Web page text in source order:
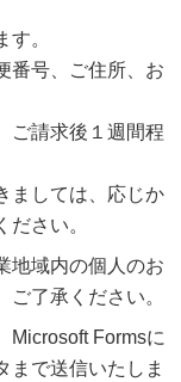
。
番号、ご住所、お
ご請求後１週間程
ましては、応じか
さい。
地域内の個人のお
了承ください。
Microsoft Formsに
まで送信いたしま